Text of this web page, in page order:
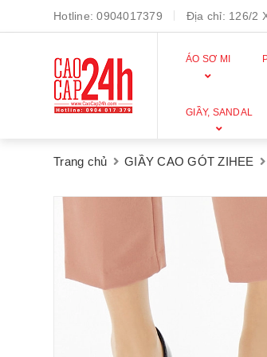
Hotline:0904017379 Địa chỉ: 126/2
ÁO SƠ MI
GIẦY, SANDAL
Trang chủ GIẦY CAO GÓT ZIHEE